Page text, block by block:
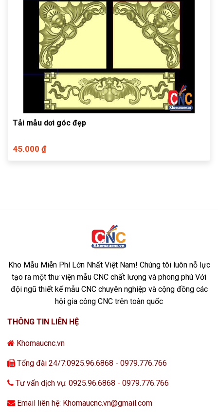
Tải mẫu dơi góc đẹp
45.000 ₫
Kho Mẫu Miễn Phí Lớn Nhất Việt Nam! Chúng tôi luôn nỗ lực
tạo ra một thư viện mẫu CNC chất lượng và phong phú Với
đội ngũ thiết kế mẫu CNC chuyên nghiệp và cộng đồng các
hội gia công CNC trên toàn quốc
THÔNG TIN LIÊN HỆ
Khomaucnc.vn
Tổng đài 24/7:0925.96.6868 - 0979.776.766
Tư vấn dịch vụ: 0925.96.6868 - 0979.776.766
Email liên hệ: Khomaucnc.vn@gmail.com